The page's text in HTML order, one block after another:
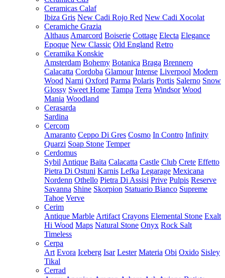
Ceramicas Calaf
Ibiza Gris New Cadi Rojo Red New Cadi Xocolat
Ceramiche Grazia
Althaus Amarcord Boiserie Cottage Electa Elegance
Epoque New Classic Old England Retro
Ceramika Konskie
Amsterdam Bohemy Botanica Braga Brennero
Calacatta Cordoba Glamour Intense Liverpool Modern
Wood Narni Oxford Parma Polaris Portis Salerno Snow
Glossy Sweet Home Tampa Terra Windsor Wood
Mania Woodland
Cerasarda
Sardina
Cercom
Amaranto Ceppo Di Gres Cosmo In Contro Infinity
Quarzi Soap Stone Temper
Cerdomus
Sybil Antique Baita Calacatta Castle Club Crete Effetto
Pietra Di Ostuni Karnis Lefka Legarage Mexicana
Nordenn Othello Pietra Di Assisi Prive Pulpis Reserve
Savanna Shine Skorpion Statuario Bianco Supreme
Tahoe Verve
Cerim
Antique Marble Artifact Crayons Elemental Stone Exalt
Hi Wood Maps Natural Stone Onyx Rock Salt
Timeless
Cerpa
Art Evora Iceberg Isar Lester Materia Obi Oxido Sisley
Tikal
Cerrad